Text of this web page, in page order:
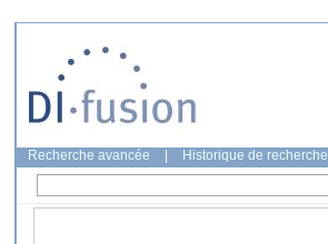
Recherche avancée Historique de recherche